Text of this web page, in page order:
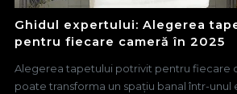
Ghidul expertului: Alegerea
pentru fiecare cameră în 2025
Alegerea tapetului potrivit pentru fiecare
poate transforma un spațiu banal într-unul